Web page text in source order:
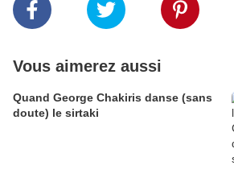
Vous aimerez aussi
Quand George Chakiris danse (sans
doute) le sirtaki